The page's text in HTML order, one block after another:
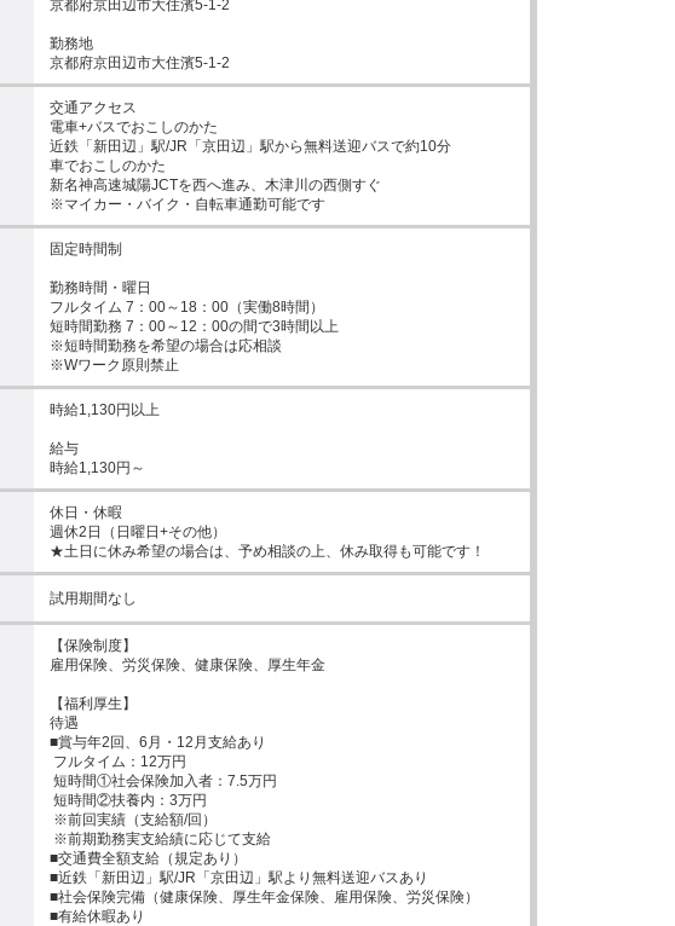
京都府京田辺市大住濱5-1-2
勤務地
京都府京田辺市大住濱5-1-2
交通アクセス
電車+バスでおこしのかた
近鉄「新田辺」駅/JR「京田辺」駅から無料送迎バスで約10分
車でおこしのかた
新名神高速城陽JCTを西へ進み、木津川の西側すぐ
※マイカー・バイク・自転車通勤可能です
固定時間制
勤務時間・曜日
フルタイム 7：00～18：00（実働8時間）
短時間勤務 7：00～12：00の間で3時間以上
※短時間勤務を希望の場合は応相談
※Wワーク原則禁止
時給1,130円以上
給与
時給1,130円～
休日・休暇
週休2日（日曜日+その他）
★土日に休み希望の場合は、予め相談の上、休み取得も可能です！
試用期間なし
【保険制度】
雇用保険、労災保険、健康保険、厚生年金
【福利厚生】
待遇
■賞与年2回、6月・12月支給あり
■交通費全額支給（規定あり）
■近鉄「新田辺」駅/JR「京田辺」駅より無料送迎バスあり
■社会保険完備（健康保険、厚生年金保険、雇用保険、労災保険）
■有給休暇あり